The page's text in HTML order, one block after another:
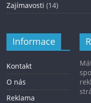
Zajímavosti (14)
Informace
Kontakt
O nás
Reklama